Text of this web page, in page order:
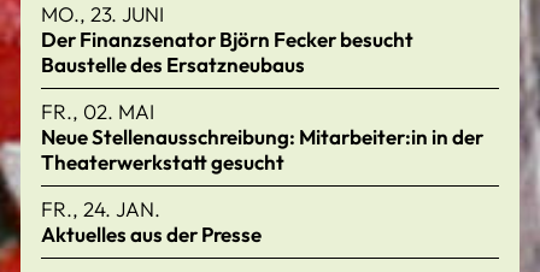
MO., 23. JUNI
Der Finanzsenator Björn Fecker besucht
Baustelle des Ersatzneubaus
FR., 02. MAI
Neue Stellenausschreibung: Mitarbeiter:in in der
Theaterwerkstatt gesucht
FR., 24. JAN.
Aktuelles aus der Presse